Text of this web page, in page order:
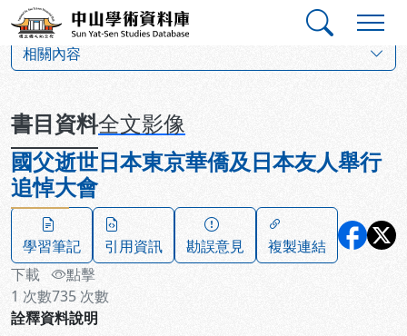
跳到主要內容
中山學術資料庫
相關內容
書目資料全文影像
國父逝世日本東京華僑及日本友人舉行
追悼大會
學習筆記 引用資訊 勘誤意見
複製連結
下載
1 次數
點擊
735 次數
詮釋資料說明